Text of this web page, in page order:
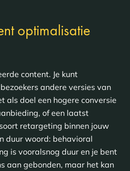
optimalisatie
content. Je kunt
andere versies van
als doel een hogere conversie
of een laatst
retargeting binnen jouw
duur woord: behavioral
is vooralsnog duur en je bent
aan gebonden, maar het kan